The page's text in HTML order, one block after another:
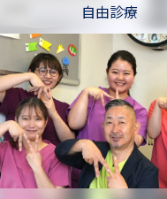
自由診療